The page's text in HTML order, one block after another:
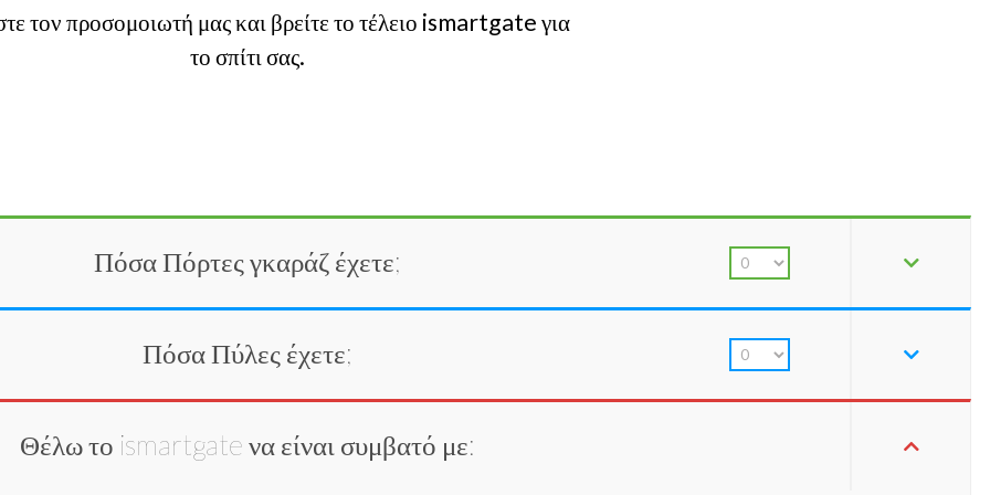
τον προσομοιωτή μας και βρείτε το τέλειο ismartgate για
το σπίτι σας.
ΠόσαΠόρτες γκαράζ έχετε;
ΠόσαΠύλες έχετε;
Θέλω το ismartgate να είναι συμβατό με: